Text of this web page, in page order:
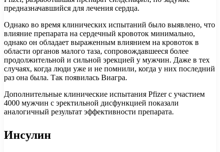
предназначавшийся для лечения сердца.
Однако во время клинических испытаний было выявлено, что
влияние препарата на сердечный кровоток минимально,
однако он обладает выраженным влиянием на кровоток в
области органов малого таза, сопровождавшееся более
продолжительной и сильной эрекцией у мужчин. Даже в тех
случаях, когда люди уже и не помнили, когда у них последний
раз она была. Так появилась Виагра.
Дополнительные клинические испытания Pfizer с участием
4000 мужчин с эректильной дисфункцией показали
аналогичный результат эффективности препарата.
Инсулин